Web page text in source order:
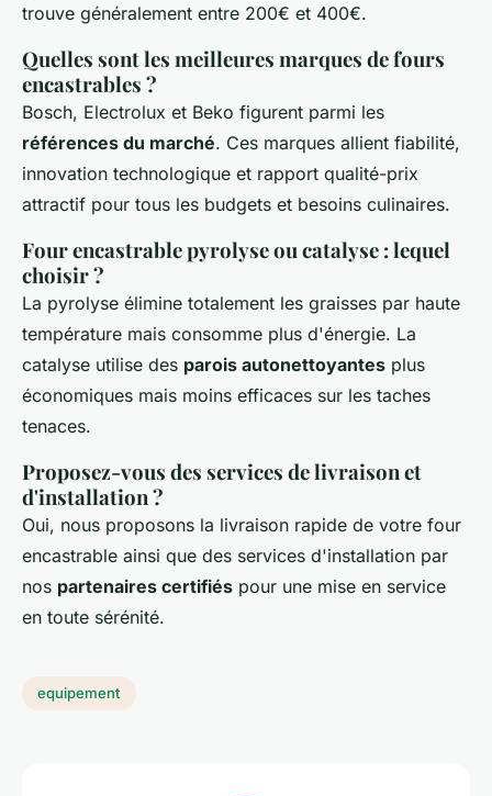
trouve généralement entre 200€ et 400€.
Quelles sont les meilleures marques de fours
encastrables ?
Bosch, Electrolux et Beko figurent parmi les
références du marché. Ces marques allient fiabilité,
innovation technologique et rapport qualité-prix
attractif pour tous les budgets et besoins culinaires.
Four encastrable pyrolyse ou catalyse : lequel
choisir ?
La pyrolyse élimine totalement les graisses par haute
température mais consomme plus d'énergie. La
catalyse utilise des parois autonettoyantes plus
économiques mais moins efficaces sur les taches
tenaces.
Proposez-vous des services de livraison et
d'installation ?
Oui, nous proposons la livraison rapide de votre four
encastrable ainsi que des services d'installation par
nos partenaires certifiés pour une mise en service
en toute sérénité.
equipement